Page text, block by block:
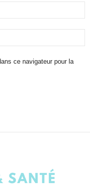
ce navigateur pour la